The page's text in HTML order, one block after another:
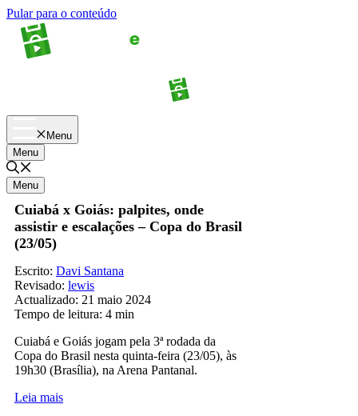
Pular para o conteúdo
Menu
Menu
Menu
Cuiabá x Goiás: palpites, onde
assistir e escalações – Copa do Brasil
(23/05)
Escrito: Davi Santana
Revisado: lewis
Actualizado: 21 maio 2024
Tempo de leitura: 4 min
Cuiabá e Goiás jogam pela 3ª rodada da
Copa do Brasil nesta quinta-feira (23/05), às
19h30 (Brasília), na Arena Pantanal.
Leia mais